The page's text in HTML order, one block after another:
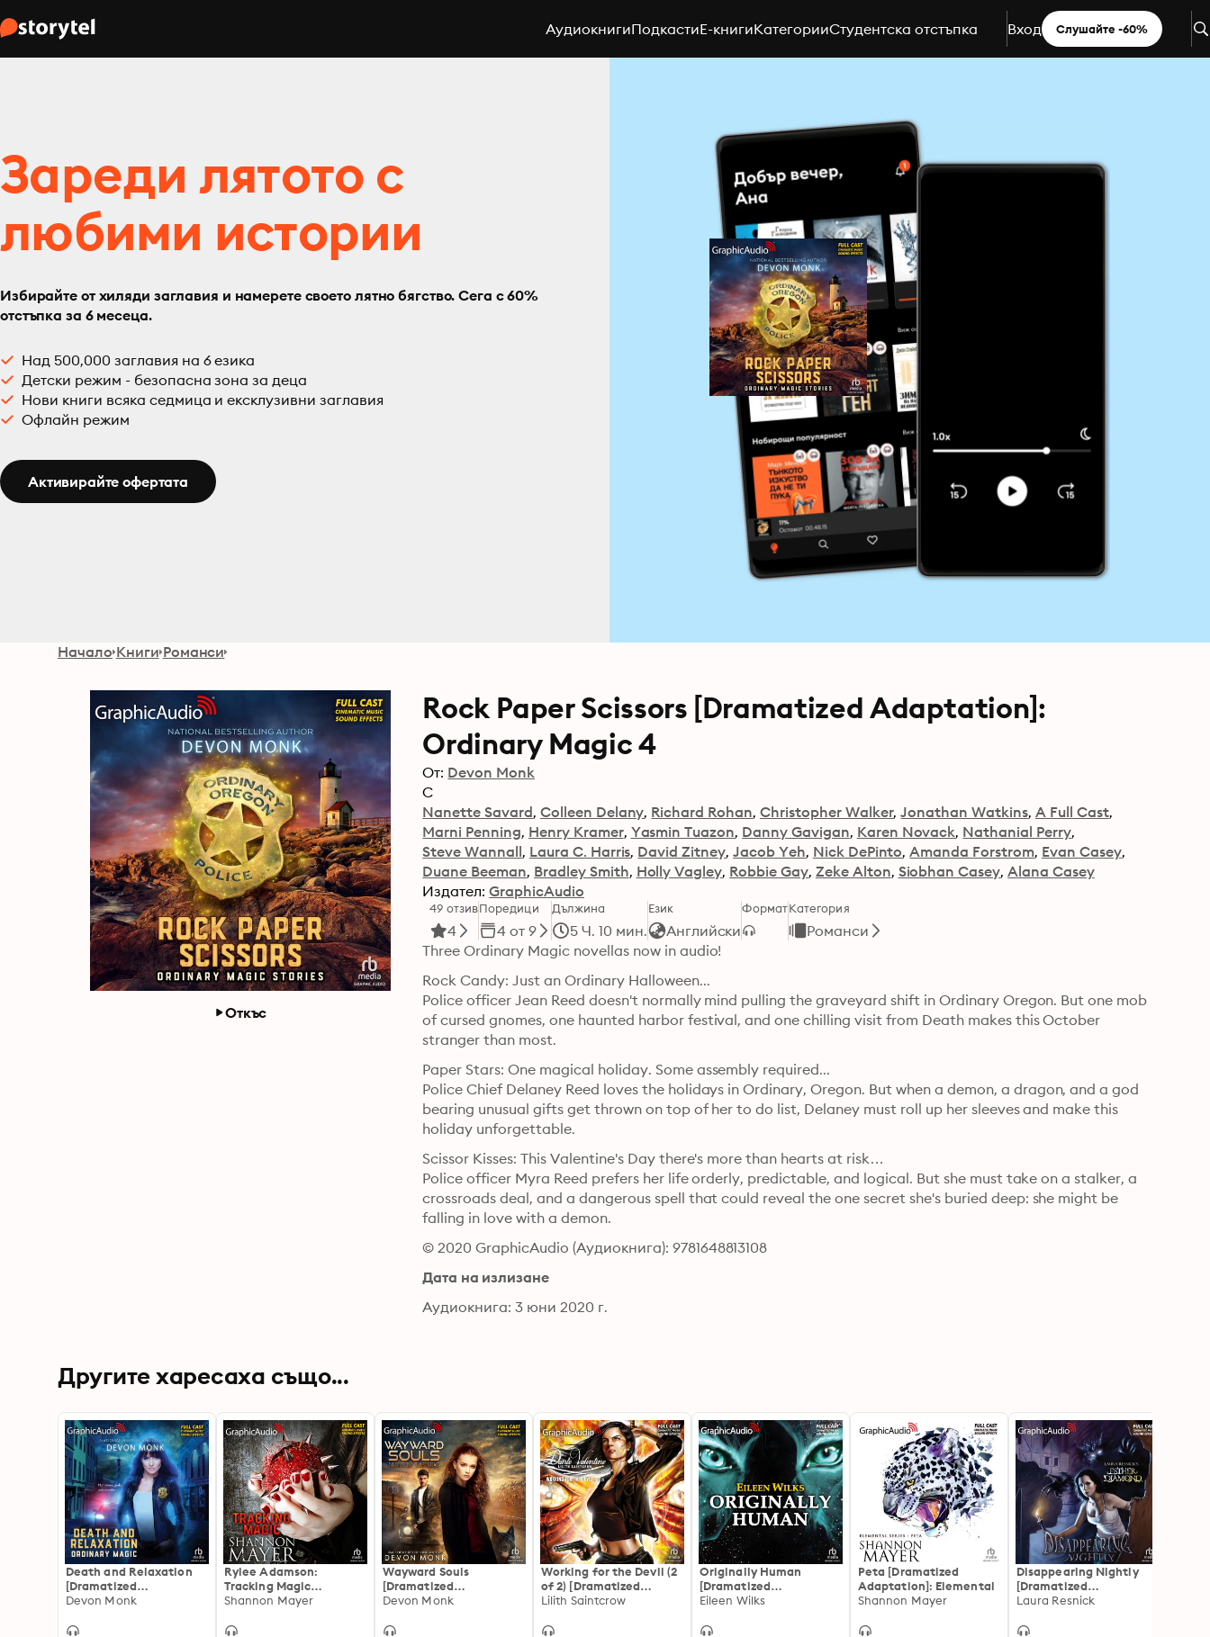
АудиокнигиПодкастиE-книгиКатегорииСтудентска отстъпка Вход Слушайте -60%
Зареди лятото с
любими истории
Избирайте от хиляди заглавия и намерете своето лятно бягство. Сега с 60%
отстъпка за 6 месеца.
Над 500,000 заглавия на 6 езика
Детски режим - безопасна зона за деца
Нови книги всяка седмица и ексклузивни заглавия
Офлайн режим
Активирайте офертата
Начало Книги Романси
Откъс
Rock Paper Scissors [Dramatized Adaptation]:
Ordinary Magic 4
От: Devon Monk
С
Nanette Savard Colleen Delany Richard Rohan Christopher Walker Jonathan Watkins A Full Cast
Marni Penning Henry Kramer Yasmin Tuazon Danny Gavigan Karen Novack Nathanial Perry
Steve Wannall Laura C. Harris David Zitney Jacob Yeh Nick DePinto Amanda Forstrom Evan Casey
Duane Beeman Bradley Smith Holly Vagley Robbie Gay Zeke Alton Siobhan Casey Alana Casey
Издател: GraphicAudio
49 отзив
4
Поредици
4 от 9
Дължина
5 Ч. 10 мин.
Език
Английски
ФорматКатегория
Романси
Rock Candy: Just an Ordinary Halloween...
Police officer Jean Reed doesn't normally mind pulling the graveyard shift in Ordinary Oregon. But one mob
of cursed gnomes, one haunted harbor festival, and one chilling visit from Death makes this October
stranger than most.
Paper Stars: One magical holiday. Some assembly required...
Police Chief Delaney Reed loves the holidays in Ordinary, Oregon. But when a demon, a dragon, and a god
bearing unusual gifts get thrown on top of her to do list, Delaney must roll up her sleeves and make this
holiday unforgettable.
Scissor Kisses: This Valentine's Day there's more than hearts at risk…
Police officer Myra Reed prefers her life orderly, predictable, and logical. But she must take on a stalker, a
crossroads deal, and a dangerous spell that could reveal the one secret she's buried deep: she might be
falling in love with a demon.
© 2020 GraphicAudio (Аудиокнига): 9781648813108
Дата на излизане
Аудиокнига: 3 юни 2020 г.
Другите харесаха също...
Death and Relaxation
[Dramatized
Adaptation]: Ordinary
Devon Monk
Rylee Adamson:
Tracking Magic
[Dramatized
Adamson
Shannon Mayer
Wayward Souls
[Dramatized
Adaptation]: Souls of
Devon Monk
Working for the Devil (2
of 2) [Dramatized
Adaptation]: Dante
Lilith Saintcrow
Originally Human
[Dramatized
Adaptation]: World of
Eileen Wilks
Peta [Dramatized
Adaptation]: Elemental
Shannon Mayer
Disappearing Nightly
[Dramatized
Adaptation]: Esther
Laura Resnick